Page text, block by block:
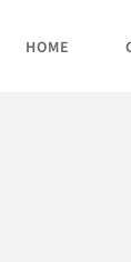
HOME